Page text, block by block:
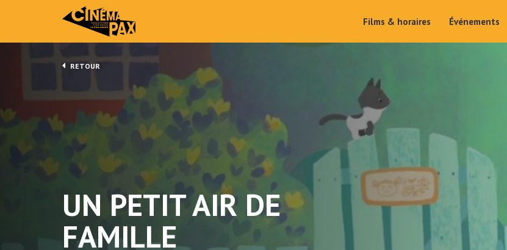
Films & horaires Événements
RETOUR
UN PETIT AIR DE
FAMILLE